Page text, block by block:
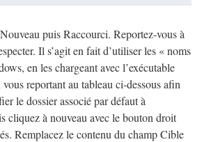
puis Raccourci. Reportez-vous à
Il s’agit en fait d’utiliser les « noms
en les chargeant avec l’exécutable
reportant au tableau ci-dessous afin
le dossier associé par défaut à
cliquez à nouveau avec le bouton droit
Remplacez le contenu du champ Cible